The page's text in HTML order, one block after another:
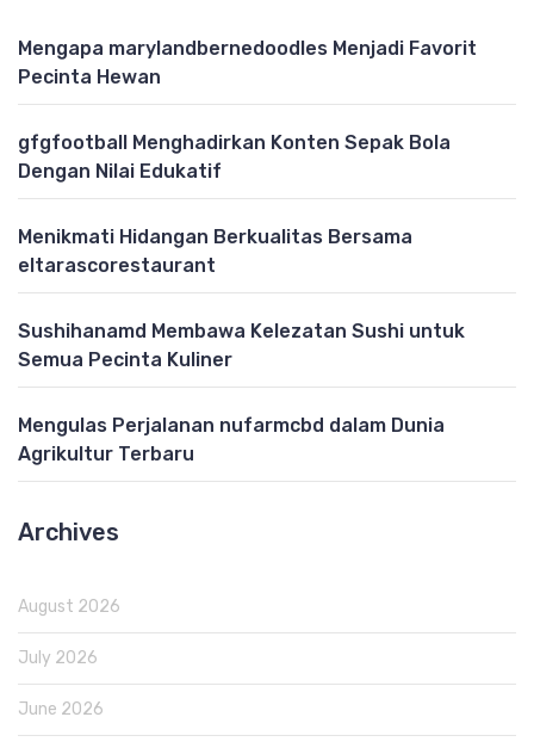
Mengapa marylandbernedoodles Menjadi Favorit
Pecinta Hewan
gfgfootball Menghadirkan Konten Sepak Bola
Dengan Nilai Edukatif
Menikmati Hidangan Berkualitas Bersama
eltarascorestaurant
Sushihanamd Membawa Kelezatan Sushi untuk
Semua Pecinta Kuliner
Mengulas Perjalanan nufarmcbd dalam Dunia
Agrikultur Terbaru
Archives
August 2026
July 2026
June 2026